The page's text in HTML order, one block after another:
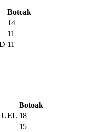
Botoak
14
11
11
Botoak
18
15